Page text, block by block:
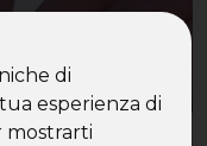
di
esperienza di
mostrarti
2015
single